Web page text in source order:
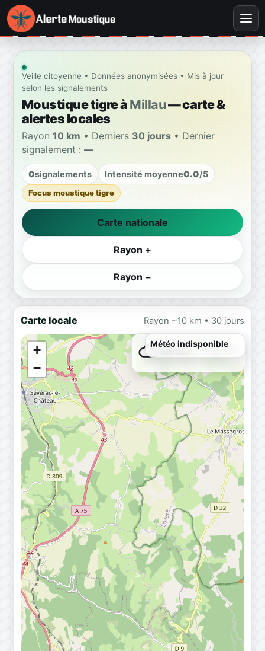
Veille citoyenne • Données anonymisées • Mis à jour
selon les signalements
Moustique tigre àMillau— carte &
alertes locales
Rayon 10 km • Derniers 30 jours • Dernier
signalement : —
0signalements Intensité moyenne0.0/5
Focus moustique tigre
Carte nationale
Rayon +
Rayon −
Carte locale Rayon ~10 km • 30 jours
+
−
Météo…Chargement
Météo indisponible